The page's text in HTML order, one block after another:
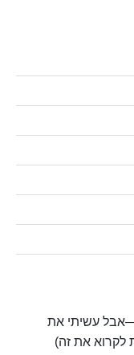
עשיתי את
לקרוא את זה)